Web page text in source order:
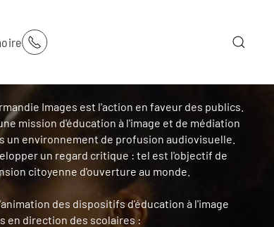
Images est l'action en faveur des publics.
mission d'éducation à l'image et de médiation
environnement de profusion audiovisuelle.
un regard critique : tel est l'objectif de
citoyenne d'ouverture au monde.
des dispositifs d'éducation à l'image
en direction des scolaires :